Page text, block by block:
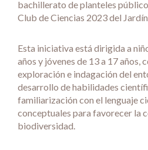
bachillerato de planteles
Club de Ciencias 2023 del
Esta iniciativa está dirigida a
años y jóvenes de 13 a 17 años,
exploración e indagación del
desarrollo de habilidades
familiarización con el lenguaje
conceptuales para favorecer la
biodiversidad.